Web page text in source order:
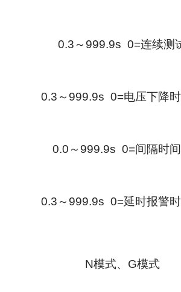
0.3～999.9s 0=连续测
0.3～999.9s 0=电压下降
0.0～999.9s 0=间隔时
0.3～999.9s 0=延时报警
N模式、G模式